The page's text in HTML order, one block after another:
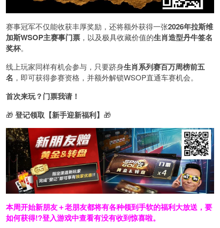
赛事冠军不仅能收获丰厚奖励，还将额外获得一张2026年拉斯维
加斯WSOP主赛事门票 ，以及极具收藏价值的生肖造型丹牛签名
奖杯。
线上玩家同样有机会参与，只要跻身生肖系列赛百万周榜前五
名 ，即可获得参赛资格，并额外解锁WSOP直通车赛机会。
首次来玩？门票我请！
🎁 登记领取【新手迎新福利】 🎁
本周开始新朋友＋老朋友都将有各种领到手软的福利大放送，要
如何获得!?登入游戏中查看有没有收到惊喜啦。